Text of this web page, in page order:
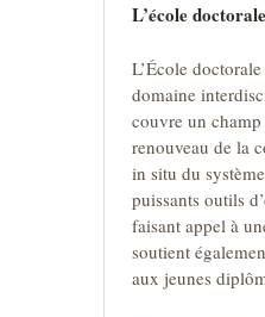
L’école
L’École
domaine
couvre un champ
renouveau de la
in situ du
puissants outils
faisant appel à
soutient
aux jeunes